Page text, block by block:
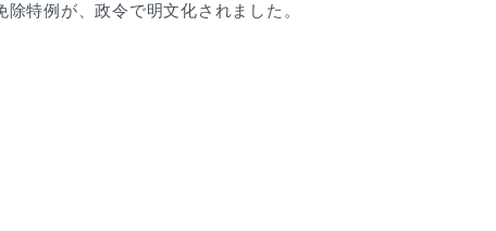
特例が、政令で明文化されました。